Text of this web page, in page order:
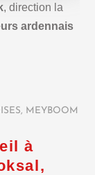
, direction la
ardennais
, MEYBOOM
à